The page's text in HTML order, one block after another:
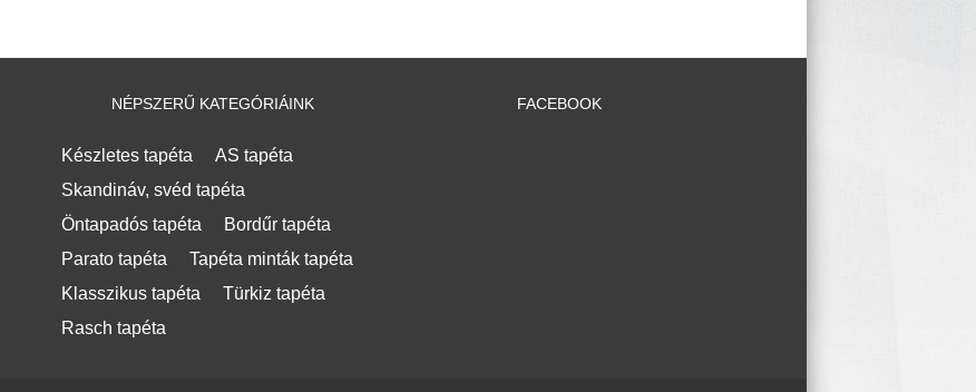
NÉPSZERŰ KATEGÓRIÁINK
Készletes tapéta
AS tapéta
Skandináv, svéd tapéta
Öntapadós tapéta
Bordűr tapéta
Parato tapéta
Tapéta minták tapéta
Klasszikus tapéta
Türkiz tapéta
Rasch tapéta
FACEBOOK